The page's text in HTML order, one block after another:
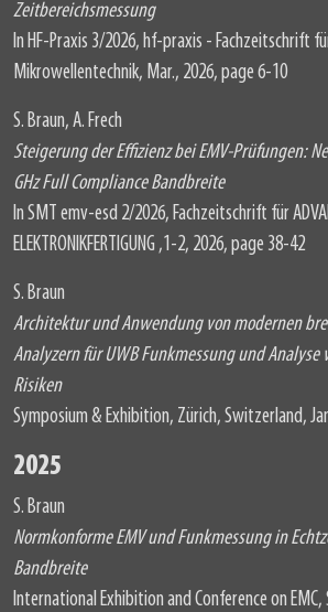
Zeitbereichsmessung
In HF-Praxis 3/2026, hf-praxis - Fachzeitschrift
Mikrowellentechnik, Mar., 2026, page 6-10
S. Braun, A. Frech
Steigerung der Effizienz bei EMV-Prüfungen:
GHz Full Compliance Bandbreite
In SMT emv-esd 2/2026, Fachzeitschrift für
ELEKTRONIKFERTIGUNG ,1-2, 2026, page 38-42
S. Braun
Architektur und Anwendung von modernen
Analyzern für UWB Funkmessung und Analyse
Risiken
Symposium & Exhibition, Zürich, Switzerland,
2025
S. Braun
Normkonforme EMV und Funkmessung in
Bandbreite
International Exhibition and Conference on